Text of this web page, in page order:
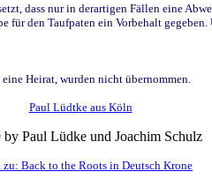
dass nur in derartigen Fällen eine
den Taufpaten ein Vorbehalt
Heirat, wurden nicht übernommen.
Paul Lüdtke aus Köln
Paul Lüdke und Joachim Schulz
zu: Back to the Roots in Deutsch Krone